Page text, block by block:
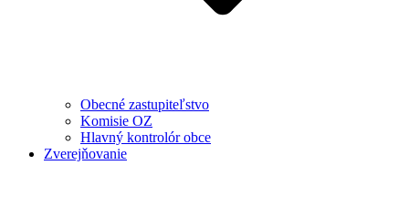
Obecné zastupiteľstvo
Komisie OZ
Hlavný kontrolór obce
Zverejňovanie